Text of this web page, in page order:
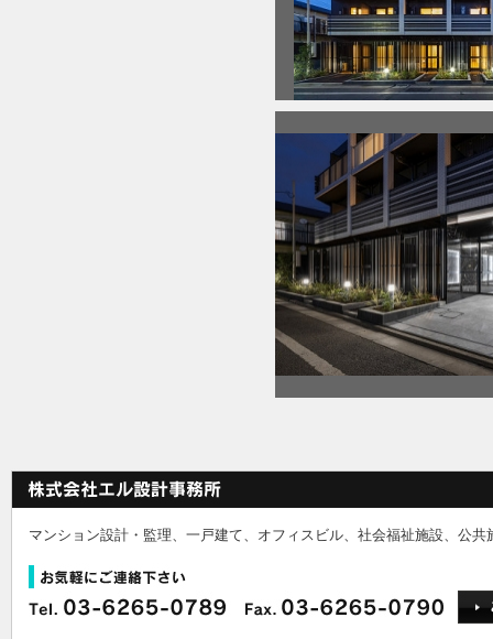
マンション設計・監理、一戸建て、オフィスビル、社会福祉施設、公共